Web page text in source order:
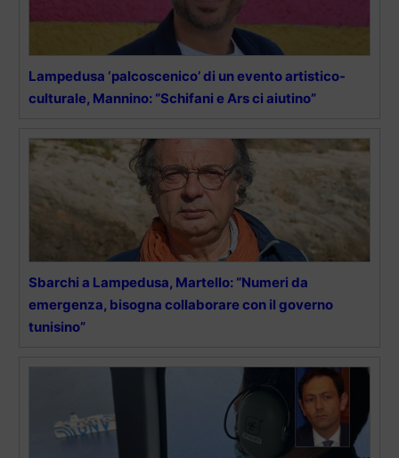
Lampedusa ‘palcoscenico’ di un evento artistico-
culturale, Mannino: “Schifani e Ars ci aiutino”
Sbarchi a Lampedusa, Martello: “Numeri da
emergenza, bisogna collaborare con il governo
tunisino”